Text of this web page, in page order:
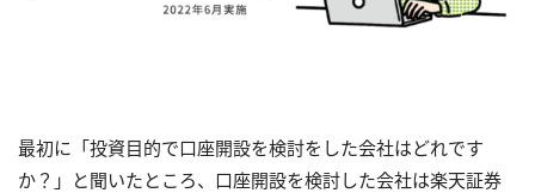
最初に「投資目的で口座開設を検討をした会社はどれです
か？」と聞いたところ、口座開設を検討した会社は楽天証券